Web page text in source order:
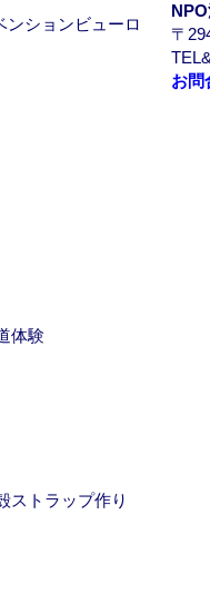
ンションビューロ
体験
ストラップ作り
A
r
c
h
〒
お問